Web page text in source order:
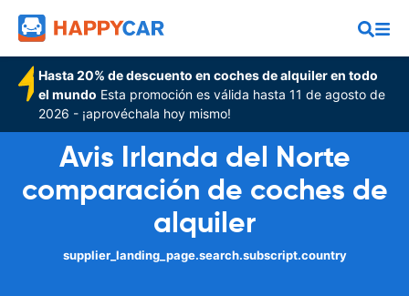
Hasta 20% de descuento en coches de alquiler en todo
el mundo Esta promoción es válida hasta 11 de agosto de
2026 - ¡aprovéchala hoy mismo!
Avis Irlanda del Norte
comparación de coches de
alquiler
supplier_landing_page.search.subscript.country